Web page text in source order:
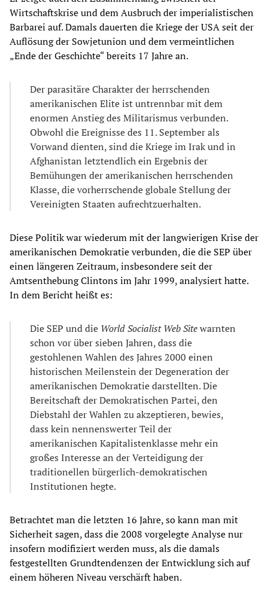
Wirtschaftskrise und dem Ausbruch der imperialistischen
Barbarei auf. Damals dauerten die Kriege der USA seit der
Auflösung der Sowjetunion und dem vermeintlichen
„Ende der Geschichte“ bereits 17 Jahre an.
Der parasitäre Charakter der herrschenden
amerikanischen Elite ist untrennbar mit dem
enormen Anstieg des Militarismus verbunden.
Obwohl die Ereignisse des 11. September als
Vorwand dienten, sind die Kriege im Irak und in
Afghanistan letztendlich ein Ergebnis der
Bemühungen der amerikanischen herrschenden
Klasse, die vorherrschende globale Stellung der
Vereinigten Staaten aufrechtzuerhalten.
Diese Politik war wiederum mit der langwierigen Krise der
amerikanischen Demokratie verbunden, die die SEP über
einen längeren Zeitraum, insbesondere seit der
Amtsenthebung Clintons im Jahr 1999, analysiert hatte.
In dem Bericht heißt es:
Die SEP und die World Socialist Web Sitewarnten
schon vor über sieben Jahren, dass die
gestohlenen Wahlen des Jahres 2000 einen
historischen Meilenstein der Degeneration der
amerikanischen Demokratie darstellten. Die
Bereitschaft der Demokratischen Partei, den
Diebstahl der Wahlen zu akzeptieren, bewies,
dass kein nennenswerter Teil der
amerikanischen Kapitalistenklasse mehr ein
großes Interesse an der Verteidigung der
traditionellen bürgerlich-demokratischen
Institutionen hegte.
Betrachtet man die letzten 16 Jahre, so kann man mit
Sicherheit sagen, dass die 2008 vorgelegte Analyse nur
insofern modifiziert werden muss, als die damals
festgestellten Grundtendenzen der Entwicklung sich auf
einem höheren Niveau verschärft haben.